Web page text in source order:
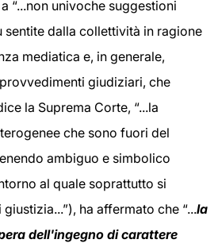
“...non univoche suggestioni
sentite dalla collettività in ragione
mediatica e, in generale,
giudiziari, che
la Suprema Corte, “...la
che sono fuori del
ambiguo e simbolico
al quale soprattutto si
ha affermato che “...la
dell'ingegno di carattere